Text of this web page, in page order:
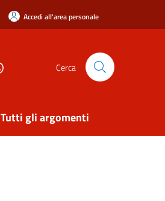
Accedi all'area personale
Cerca
Tutti gli argomenti